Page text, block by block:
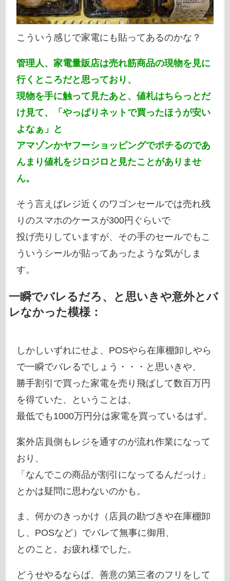
こういう感じで家電にも貼ってあるのかな？
管理人、家電量販店は売れ筋商品の現物を見に
行くところだと思っており、
現物を手に触って見たあと、値札はちらっとだ
け見て、「やっぱりネットで買ったほうが安い
よなぁ」と
アマゾンかヤフーショッピングでポチるのであ
んまり値札をジロジロと見たことがありませ
ん。
そう言えばレジ近くのワゴンセールでは売れ残
りのスマホのケースが300円ぐらいで
投げ売りしていますが、その手のセールでもこ
ういうシールが貼ってあったような気がしま
す。
一瞬でバレるだろ、と思いきや意外とバ
レなかった模様：
しかしいずれにせよ、POSやら在庫棚卸しやら
で一瞬でバレるでしょう・・・と思いきや、
勝手割引で買った家電を売り飛ばして数百万円
を得ていた、ということは、
最低でも1000万円分は家電を買っているはず。
案外店員側もレジを通すのが流れ作業になって
おり、
「なんでこの商品が割引になってるんだっけ」
とかは疑問に思わないのかも。
ま、何かのきっかけ（店員の勘づきや在庫棚卸
し、POSなど）でバレて無事に御用、
とのこと。お疲れ様でした。
どうせやるならば、善意の第三者のフリをして